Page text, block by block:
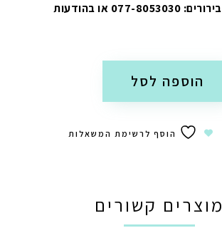
מוקד הזמנות ובירורים: 077-8053030 או בהודעות
הוספה לסל
הוסף לרשימת המשאלות
מוצרים קשורים